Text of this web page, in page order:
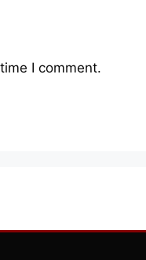
I comment.